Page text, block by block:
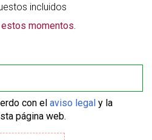
incluidos
momentos.
con elaviso legal y la
página web.